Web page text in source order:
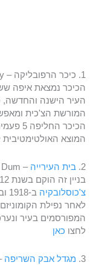
1. כיכר הרפובליקה – Náměstí Republiky
הכיכר נמצאת איפה
העיר הישנה
המורשת הצ'כית
הכיכר
המוצא
2. בית העירייה – Obecni Dum
בניין זה הוקם בשנת 1912 בסגנון ארט-נובו, בו הוכרזה עצמאות
צ'כוסלובקיה
לאחר נפילת
המפורסמים בעיר
לחצו כאן
3. מגדל אבק השריפה